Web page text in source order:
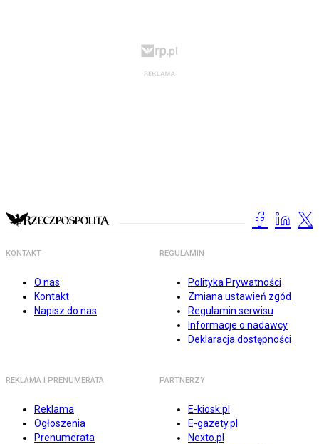
KONTAKT
O nas
Kontakt
Napisz do nas
REGULAMIN
Polityka Prywatności
Zmiana ustawień zgód
Regulamin serwisu
Informacje o nadawcy
Deklaracja dostępności
REKLAMA I PRENUMERATA
Reklama
Ogłoszenia
Prenumerata
PARTNERZY
E-kiosk.pl
E-gazety.pl
Nexto.pl